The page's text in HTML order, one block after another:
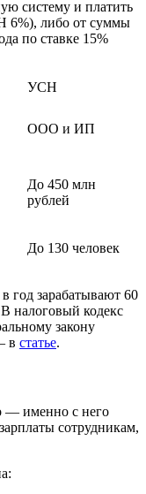
систему и платить
6%), либо от суммы
по ставке 15%
УСН
ООО и ИП
До 450 млн
рублей
До 130 человек
год зарабатывают 60
налоговый кодекс
закону
в статье.
— именно с него
сотрудникам,